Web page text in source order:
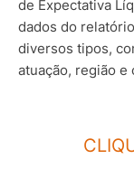
de Expectativa
dados do
diversos tipos,
atuação, região e